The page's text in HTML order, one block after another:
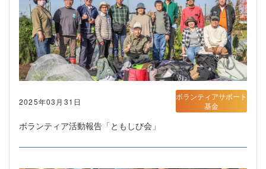
2025年03月31日
ボランティア活動報告「ともしび会」
ボランティアサポート
基金